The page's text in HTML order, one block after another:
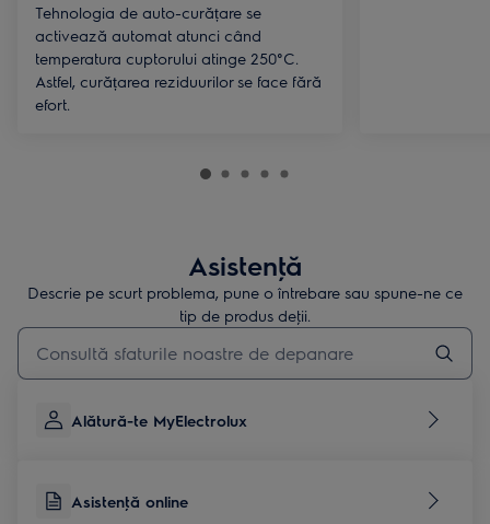
Tehnologia de auto-curățare se
activează automat atunci când
temperatura cuptorului atinge 250°C.
Astfel, curățarea reziduurilor se face fără
efort.
Asistenţă
Descrie pe scurt problema, pune o întrebare sau spune-ne ce
tip de produs deţii.
Type to search for support articles
Alătură-te MyElectrolux
Asistenţă online